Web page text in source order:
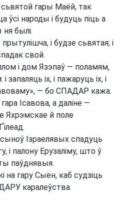
сьвятой гары Маёй, так
ўсі народы і будуць піць а
былі.
і будзе сьвятая; і
свой.
і дом Язэпаў — поламям,
іх, і пажаруць іх, і
— бо СПАДАР кажа.
Ісавова, а даліне —
Яхрэмскае й поле
сыноў Ізраелявых спадуць
і палону Ерузаліму, што ў
паўднявыя.
на гару Сыён, каб судзіць
каралеўства.